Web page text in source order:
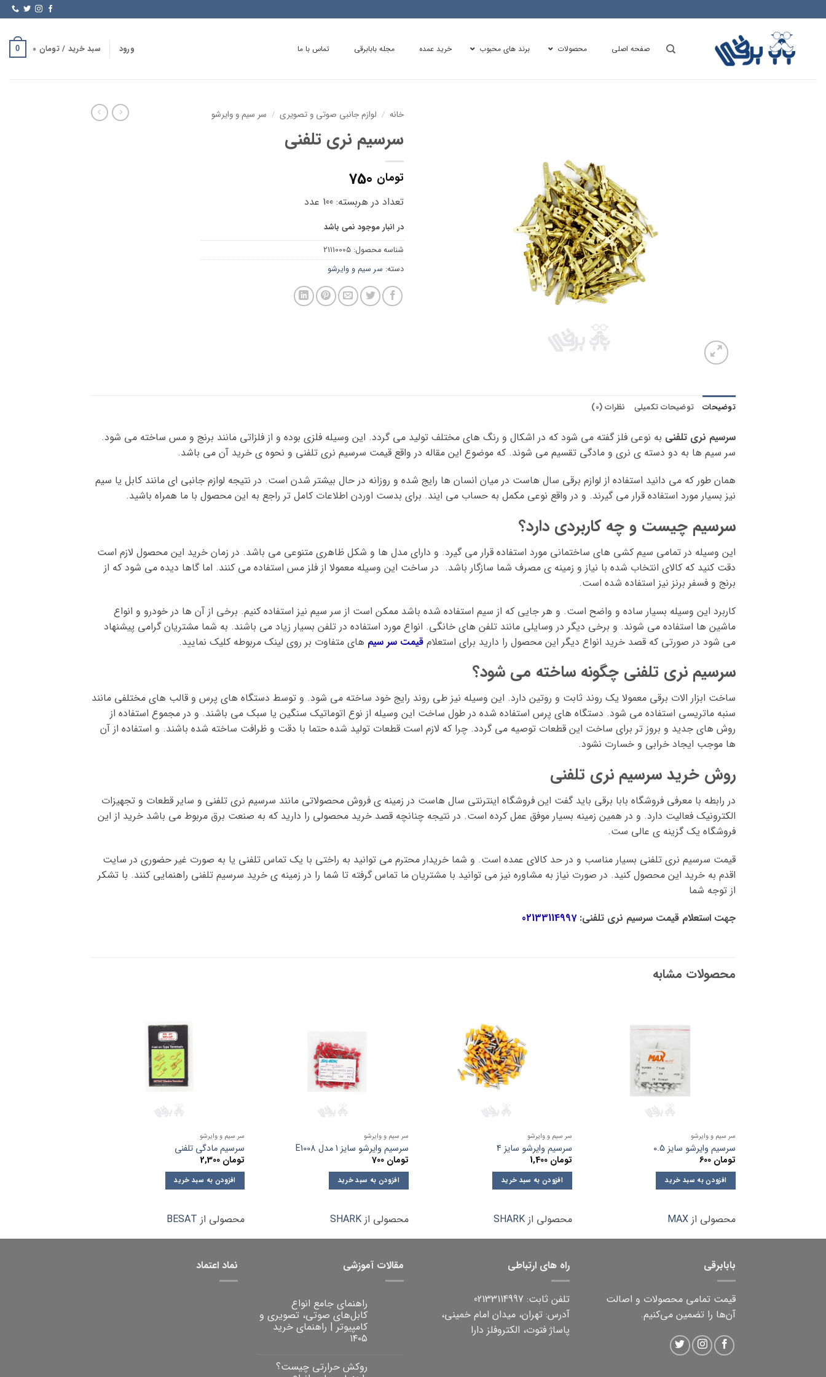
to
content
صفحه اصلی محصولات برند های محبوب خرید عمده مجله بابابرقی تماس با ما ورود سبد خرید /تومان 0
خانه / لوازم جانبی صوتی و تصویری / سر سیم و وایرشو
سرسیم نری تلفنی
تومان
تعداد در هربسته: 100 عدد
در انبار موجود نمی باشد
شناسه محصول: 21110005
دسته: سر سیم و وایرشو
توضیحات توضیحات تکمیلی نظرات (0)
سرسیم نری تلفنی به نوعی فلز گفته می شود که در اشکال و رنگ های مختلف تولید می گردد. این وسیله فلزی بوده و از فلزاتی مانند برنج و مس ساخته می شود.
سر سیم ها به دو دسته ی نری و مادگی تقسیم می شوند. که موضوع این مقاله در واقع قیمت سرسیم نری تلفنی و نحوه ی خرید آن می باشد.
همان طور که می دانید استفاده از لوازم برقی سال هاست در میان انسان ها رایج شده و روزانه در حال بیشتر شدن است. در نتیجه لوازم جانبی ای مانند کابل یا سیم
نیز بسیار مورد استفاده قرار می گیرند. و در واقع نوعی مکمل به حساب می ایند. برای بدست اوردن اطلاعات کامل تر راجع به این محصول با ما همراه باشید.
سرسیم چیست و چه کاربردی دارد؟
این وسیله در تمامی سیم کشی های ساختمانی مورد استفاده قرار می گیرد. و دارای مدل ها و شکل ظاهری متنوعی می باشد. در زمان خرید این محصول لازم است
دقت کنید که کالای انتخاب شده با نیاز و زمینه ی مصرف شما سازگار باشد. در ساخت این وسیله معمولا از فلز مس استفاده می کنند. اما گاها دیده می شود که از
برنج و فسفر برنز نیز استفاده شده است.
کاربرد این وسیله بسیار ساده و واضح است. و هر جایی که از سیم استفاده شده باشد ممکن است از سر سیم نیز استفاده کنیم. برخی از آن ها در خودرو و انواع
ماشین ها استفاده می شوند. و برخی دیگر در وسایلی مانند تلفن های خانگی. انواع مورد استفاده در تلفن بسیار زیاد می باشند. به شما مشتریان گرامی پیشنهاد
می شود در صورتی که قصد خرید انواع دیگر این محصول را دارید برای استعلام قیمت سر سیم های متفاوت بر روی لینک مربوطه کلیک نمایید.
سرسیم نری تلفنی چگونه ساخته می شود؟
ساخت ابزار الات برقی معمولا یک روند ثابت و روتین دارد. این وسیله نیز طی روند رایج خود ساخته می شود. و توسط دستگاه های پرس و قالب های مختلفی مانند
سنبه ماتریسی استفاده می شود. دستگاه های پرس استفاده شده در طول ساخت این وسیله از نوع اتوماتیک سنگین یا سبک می باشند. و در مجموع استفاده از
روش های جدید و بروز تر برای ساخت این قطعات توصیه می گردد. چرا که لازم است قطعات تولید شده حتما با دقت و ظرافت ساخته شده باشند. و استفاده از آن
ها موجب ایجاد خرابی و خسارت نشود.
روش خرید سرسیم نری تلفنی
در رابطه با معرفی فروشگاه بابا برقی باید گفت این فروشگاه اینترنتی سال هاست در زمینه ی فروش محصولاتی مانند سرسیم نری تلفنی و سایر قطعات و تجهیزات
الکترونیک فعالیت دارد. و در همین زمینه بسیار موفق عمل کرده است. در نتیجه چنانچه قصد خرید محصولی را دارید که به صنعت برق مربوط می باشد خرید از این
فروشگاه یک گزینه ی عالی ست.
قیمت سرسیم نری تلفنی بسیار مناسب و در حد کالای عمده است. و شما خریدار محترم می توانید به راختی با یک تماس تلفنی یا به صورت غیر حضوری در سایت
اقدم به خرید این محصول کنید. در صورت نیاز به مشاوره نیز می توانید با مشتریان ما تماس گرفته تا شما را در زمینه ی خرید سرسیم تلفنی راهنمایی کنند. با تشکر
از توجه شما
جهت استعلام قیمت سرسیم نری تلفنی:02133114997
محصولات مشابه
سر سیم و وایرشو
سرسیم وایرشو سایز 0.5
تومان
افزودن به سبد خرید
محصولی از MAX
سر سیم و وایرشو
سرسیم وایرشو سایز 4
تومان 1,400
افزودن به سبد خرید
محصولی ازSHARK
سر سیم و وایرشو
سرسیم وایرشو سایز 1 مدل E1008
تومان 700
افزودن به سبد خرید
محصولی ازSHARK
سر سیم و وایرشو
سرسیم مادگی تلفنی
تومان
افزودن به سبد خرید
محصولی از BESAT
بابابرقی
قیمت تمامی محصولات و اصالت
آن‌ها را تضمین می‌کنیم.
راه های ارتباطی
تلفن ثابت: 02133114997
آدرس: تهران، میدان امام خمینی،
پاساژ فتوت، الکتروفلز دارا
مقالات آموزشی
راهنمای جامع انواع
کابل‌های صوتی، تصویری و
کامپیوتر | راهنمای خرید
۱۴۰۵
برای
راهنمای
ثبت
روکش حرارتی چیست؟
نماد اعتماد